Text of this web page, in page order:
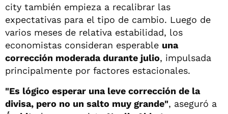
city también empieza a recalibrar las
expectativas para el tipo de cambio. Luego de
varios meses de relativa estabilidad, los
economistas consideran esperable una
corrección moderada durante julio, impulsada
principalmente por factores estacionales.
"Es lógico esperar una leve corrección de la
divisa, pero no un salto muy grande", aseguró a